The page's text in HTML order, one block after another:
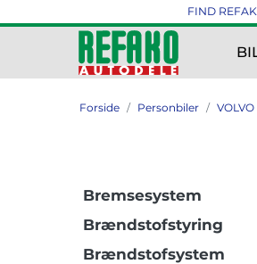
FIND
Forside Personbiler VOLVO
Bremsesystem
Brændstofstyring
Brændstofsystem